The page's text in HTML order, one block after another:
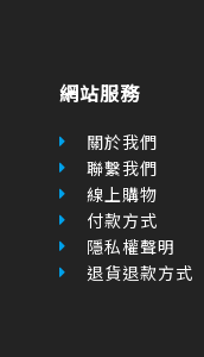
網站服務
關於我們
聯繫我們
線上購物
付款方式
隱私權聲明
退貨退款方式